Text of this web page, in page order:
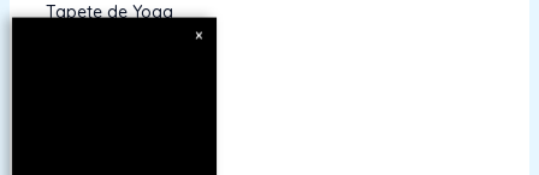
Tapete de Yoga
×